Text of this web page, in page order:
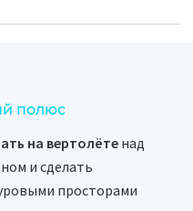
полюс
на вертолёте над
и сделать
просторами